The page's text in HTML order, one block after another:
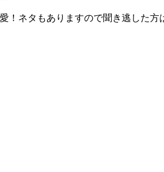
ネタもありますので聞き逃した方